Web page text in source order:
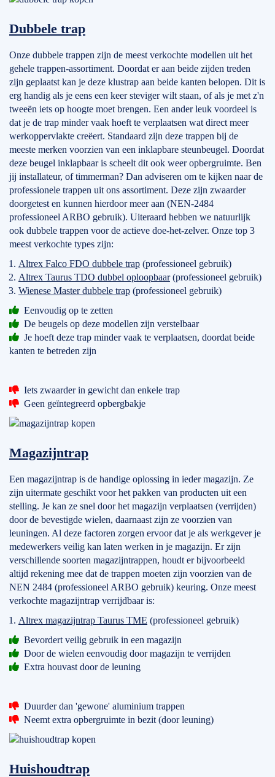
Dubbele trap
Onze dubbele trappen zijn de meest verkochte modellen uit het
gehele trappen-assortiment. Doordat er aan beide zijden treden
zijn geplaatst kan je deze klustrap aan beide kanten belopen. Dit is
erg handig als je eens een keer steviger wilt staan, of als je met z'n
tweeën iets op hoogte moet brengen. Een ander leuk voordeel is
dat je de trap minder vaak hoeft te verplaatsen wat direct meer
werkoppervlakte creëert. Standaard zijn deze trappen bij de
meeste merken voorzien van een inklapbare steunbeugel. Doordat
deze beugel inklapbaar is scheelt dit ook weer opbergruimte. Ben
jij installateur, of timmerman? Dan adviseren om te kijken naar de
professionele trappen uit ons assortiment. Deze zijn zwaarder
doorgetest en kunnen hierdoor meer aan (NEN-2484
professioneel ARBO gebruik). Uiteraard hebben we natuurlijk
ook dubbele trappen voor de actieve doe-het-zelver. Onze top 3
meest verkochte types zijn:
Altrex Falco FDO dubbele trap (professioneel gebruik)
Altrex Taurus TDO dubbel oploopbaar(professioneel gebruik)
Wienese Master dubbele trap (professioneel gebruik)
Eenvoudig op te zetten
De beugels op deze modellen zijn verstelbaar
Je hoeft deze trap minder vaak te verplaatsen, doordat beide
kanten te betreden zijn
Iets zwaarder in gewicht dan enkele trap
Geen geïntegreerd opbergbakje
Magazijntrap
Een magazijntrap is de handige oplossing in ieder magazijn. Ze
zijn uitermate geschikt voor het pakken van producten uit een
stelling. Je kan ze snel door het magazijn verplaatsen (verrijden)
door de bevestigde wielen, daarnaast zijn ze voorzien van
leuningen. Al deze factoren zorgen ervoor dat je als werkgever je
medewerkers veilig kan laten werken in je magazijn. Er zijn
verschillende soorten magazijntrappen, houdt er bijvoorbeeld
altijd rekening mee dat de trappen moeten zijn voorzien van de
NEN 2484 (professioneel ARBO gebruik) keuring. Onze meest
verkochte magazijntrap verrijdbaar is:
Altrex magazijntrap Taurus TME (professioneel gebruik)
Bevordert veilig gebruik in een magazijn
Door de wielen eenvoudig door magazijn te verrijden
Extra houvast door de leuning
Duurder dan 'gewone' aluminium trappen
Neemt extra opbergruimte in bezit (door leuning)
Huishoudtrap